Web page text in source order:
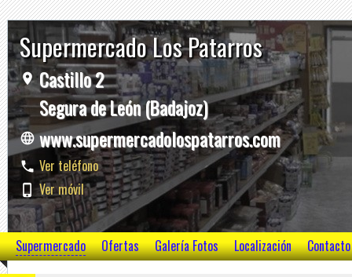
Supermercado Los Patarros
Castillo 2
Segura de León (Badajoz)
www.supermercadolospatarros.com
Ver teléfono
Ver móvil
Supermercado Ofertas Galería Fotos Localización